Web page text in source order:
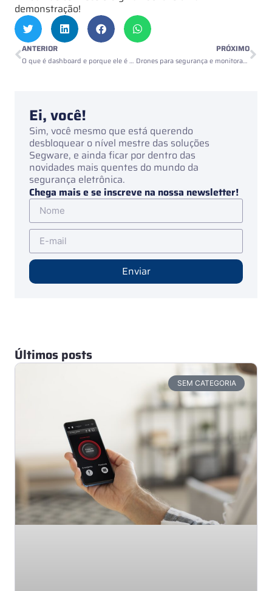
demonstração!
ANTERIOR
O que é dashboard e porque ele é útil para o monitoramento?
PRÓXIMO
Drones para segurança e monitoramento
Ei, você!
Sim, você mesmo que está querendo
desbloquear o nível mestre das soluções
Segware, e ainda ficar por dentro das
novidades mais quentes do mundo da
segurança eletrônica.
Chega mais e se inscreve na nossa newsletter!
Enviar
Últimos posts
SEM CATEGORIA